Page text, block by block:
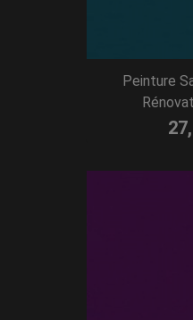
Peinture